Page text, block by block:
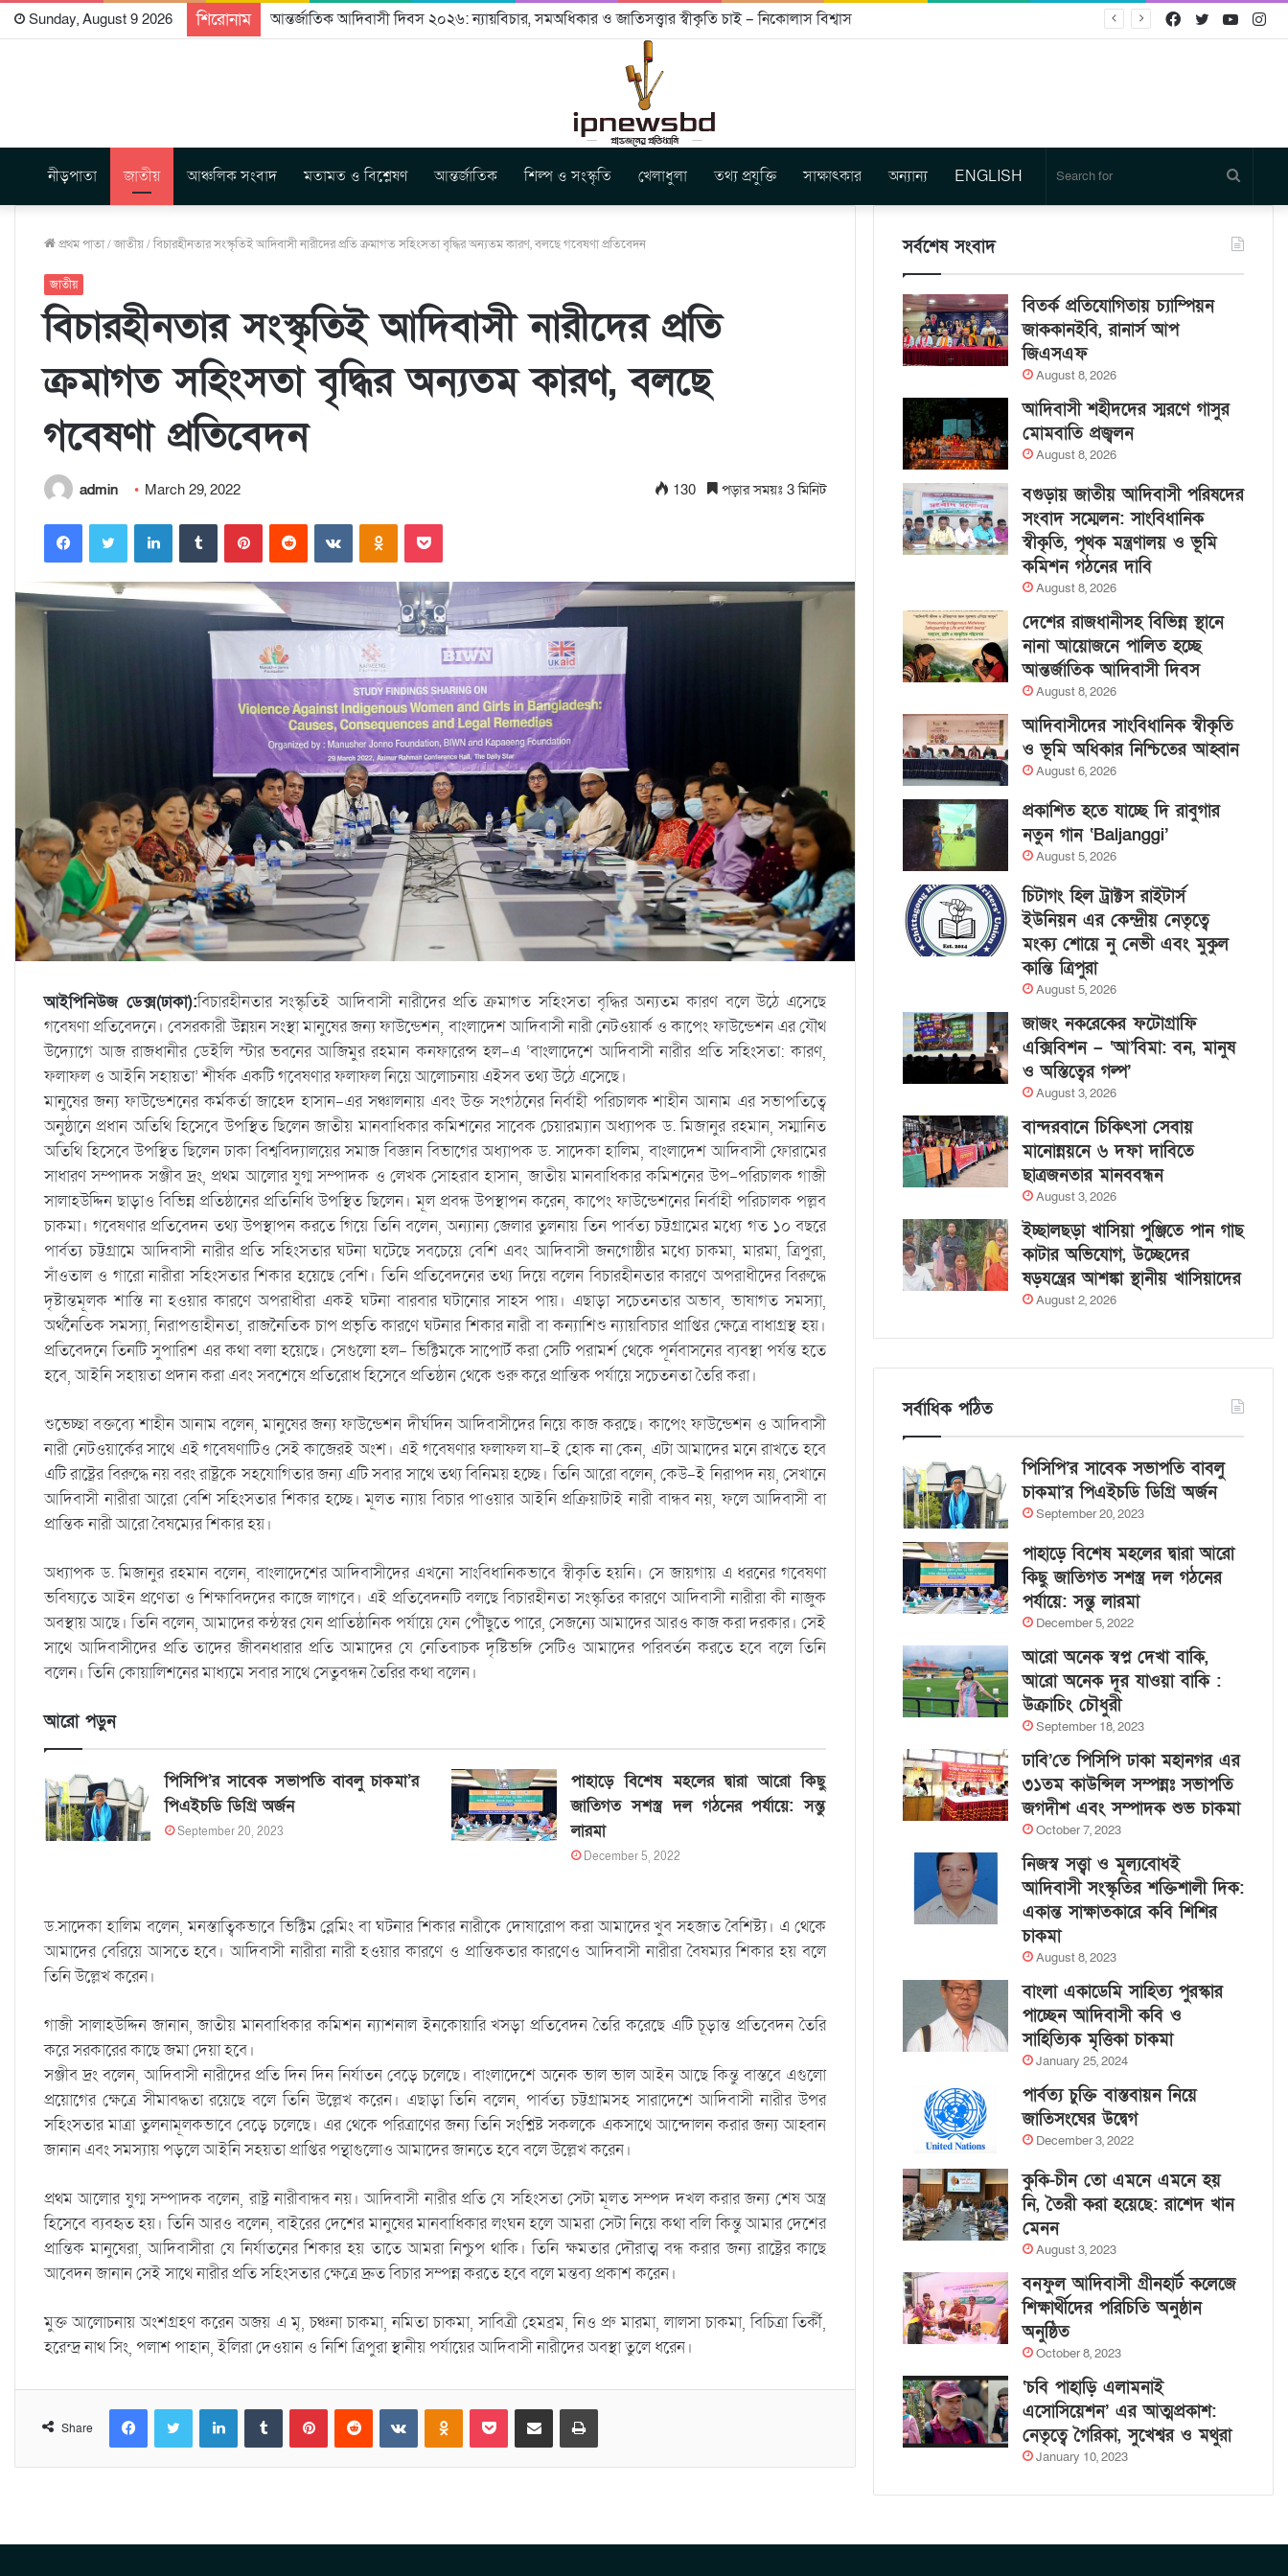
Sunday, August 9 2026 শিরোনাম আন্তর্জাতিক আদিবাসী দিবস ২০২৬: ন্যায়বিচার, সমঅধিকার ও জাতিসত্ত্বার স্বীকৃতি চাই – নিকোলাস বিশ্বাস Twitter
Facebook
নীড়পাতা জাতীয় আঞ্চলিক সংবাদ মতামত ও বিশ্লেষণ আন্তর্জাতিক শিল্প ও সংস্কৃতি খেলাধুলা তথ্য প্রযুক্তি সাক্ষাৎকার অন্যান্য ENGLISH
for
প্রথম পাতা/জাতীয়/বিচারহীনতার সংস্কৃতিই আদিবাসী নারীদের প্রতি ক্রমাগত সহিংসতা বৃদ্ধির অন্যতম কারণ, বলছে গবেষণা প্রতিবেদন
জাতীয়
বিচারহীনতার সংস্কৃতিই আদিবাসী নারীদের প্রতি
ক্রমাগত সহিংসতা বৃদ্ধির অন্যতম কারণ, বলছে
গবেষণা প্রতিবেদন
admin March 29, 2022 130 পড়ার সময়ঃ 3 মিনিট
আইপিনিউজ ডেক্স(ঢাকা):বিচারহীনতার সংস্কৃতিই আদিবাসী নারীদের প্রতি ক্রমাগত সহিংসতা বৃদ্ধির অন্যতম কারণ বলে উঠে এসেছে
গবেষণা প্রতিবেদনে। বেসরকারী উন্নয়ন সংস্থা মানুষের জন্য ফাউন্ডেশন, বাংলাদেশ আদিবাসী নারী নেটওয়ার্ক ও কাপেং ফাউন্ডেশন এর যৌথ
উদ্যোগে আজ রাজধানীর ডেইলি স্টার ভবনের আজিমুর রহমান কনফারেন্স হল-এ ‘বাংলাদেশে আদিবাসী নারীর প্রতি সহিংসতা: কারণ,
ফলাফল ও আইনি সহায়তা’ শীর্ষক একটি গবেষণার ফলাফল নিয়ে আলোচনায় এইসব তথ্য উঠে এসেছে।
মানুষের জন্য ফাউন্ডেশনের কর্মকর্তা জাহেদ হাসান-এর সঞ্চালনায় এবং উক্ত সংগঠনের নির্বাহী পরিচালক শাহীন আনাম এর সভাপতিত্বে
অনুষ্ঠানে প্রধান অতিথি হিসেবে উপস্থিত ছিলেন জাতীয় মানবাধিকার কমিশনের সাবেক চেয়ারম্যান অধ্যাপক ড. মিজানুর রহমান, সম্মানিত
অতিথি হিসেবে উপস্থিত ছিলেন ঢাকা বিশ্ববিদ্যালয়ের সমাজ বিজ্ঞান বিভাগের অধ্যাপক ড. সাদেকা হালিম, বাংলাদেশ আদিবাসী ফোরামের
সাধারণ সম্পাদক সঞ্জীব দ্রং, প্রথম আলোর যুগ্ম সম্পাদক ও লেখক সোহরাব হাসান, জাতীয় মানবাধিকার কমিশনের উপ-পরিচালক গাজী
সালাহউদ্দিন ছাড়াও বিভিন্ন প্রতিষ্ঠানের প্রতিনিধি উপস্থিত ছিলেন। মূল প্রবন্ধ উপস্থাপন করেন, কাপেং ফাউন্ডেশনের নির্বাহী পরিচালক পল্লব
চাকমা। গবেষণার প্রতিবেদন তথ্য উপস্থাপন করতে গিয়ে তিনি বলেন, অন্যান্য জেলার তুলনায় তিন পার্বত্য চট্টগ্রামের মধ্যে গত ১০ বছরে
পার্বত্য চট্টগ্রামে আদিবাসী নারীর প্রতি সহিংসতার ঘটনা ঘটেছে সবচেয়ে বেশি এবং আদিবাসী জনগোষ্ঠীর মধ্যে চাকমা, মারমা, ত্রিপুরা,
সাঁওতাল ও গারো নারীরা সহিংসতার শিকার হয়েছে বেশি। তিনি প্রতিবেদনের তথ্য দিয়ে বলেন বিচারহীনতার কারণে অপরাধীদের বিরুদ্ধে
দৃষ্টান্তমূলক শাস্তি না হওয়ার কারণে অপরাধীরা একই ঘটনা বারবার ঘটানোর সাহস পায়। এছাড়া সচেতনতার অভাব, ভাষাগত সমস্যা,
অর্থনৈতিক সমস্যা, নিরাপত্তাহীনতা, রাজনৈতিক চাপ প্রভৃতি কারণে ঘটনার শিকার নারী বা কন্যাশিশু ন্যায়বিচার প্রাপ্তির ক্ষেত্রে বাধাগ্রস্থ হয়।
প্রতিবেদনে তিনটি সুপারিশ এর কথা বলা হয়েছে। সেগুলো হল- ভিক্টিমকে সাপোর্ট করা সেটি পরামর্শ থেকে পূর্নবাসনের ব্যবস্থা পর্যন্ত হতে
হবে, আইনি সহায়তা প্রদান করা এবং সবশেষে প্রতিরোধ হিসেবে প্রতিষ্ঠান থেকে শুরু করে প্রান্তিক পর্যায়ে সচেতনতা তৈরি করা।
শুভেচ্ছা বক্তব্যে শাহীন আনাম বলেন, মানুষের জন্য ফাউন্ডেশন দীর্ঘদিন আদিবাসীদের নিয়ে কাজ করছে। কাপেং ফাউন্ডেশন ও আদিবাসী
নারী নেটওয়ার্কের সাথে এই গবেষণাটিও সেই কাজেরই অংশ। এই গবেষণার ফলাফল যা-ই হোক না কেন, এটা আমাদের মনে রাখতে হবে
এটি রাষ্ট্রের বিরুদ্ধে নয় বরং রাষ্ট্রকে সহযোগিতার জন্য এটি সবার সাথে তথ্য বিনিময় হচ্ছে। তিনি আরো বলেন, কেউ-ই নিরাপদ নয়, সেখানে
আদিবাসী নারীরা আরো বেশি সহিংসতার শিকার হচ্ছে। মূলত ন্যায় বিচার পাওয়ার আইনি প্রক্রিয়াটাই নারী বান্ধব নয়, ফলে আদিবাসী বা
প্রান্তিক নারী আরো বৈষম্যের শিকার হয়।
অধ্যাপক ড. মিজানুর রহমান বলেন, বাংলাদেশের আদিবাসীদের এখনো সাংবিধানিকভাবে স্বীকৃতি হয়নি। সে জায়গায় এ ধরনের গবেষণা
ভবিষ্যতে আইন প্রণেতা ও শিক্ষাবিদদের কাজে লাগবে। এই প্রতিবেদনটি বলছে বিচারহীনতা সংস্কৃতির কারণে আদিবাসী নারীরা কী নাজুক
অবস্থায় আছে। তিনি বলেন, আমাদের কন্ঠস্বর যেন প্রাতিষ্ঠানিক পর্যায়ে যেন পৌঁছুতে পারে, সেজন্যে আমাদের আরও কাজ করা দরকার। সেই
সাথে আদিবাসীদের প্রতি তাদের জীবনধারার প্রতি আমাদের যে নেতিবাচক দৃষ্টিভঙ্গি সেটিও আমাদের পরিবর্তন করতে হবে বলে তিনি
বলেন। তিনি কোয়ালিশনের মাধ্যমে সবার সাথে সেতুবন্ধন তৈরির কথা বলেন।
আরো পড়ুন
পিসিপি’র সাবেক সভাপতি বাবলু চাকমা’র
পিএইচডি ডিগ্রি অর্জন
September 20, 2023
পাহাড়ে বিশেষ মহলের দ্বারা আরো কিছু
জাতিগত সশস্ত্র দল গঠনের পর্যায়ে: সন্তু
লারমা
December 5, 2022
ড.সাদেকা হালিম বলেন, মনস্তাত্বিকভাবে ভিক্টিম ব্লেমিং বা ঘটনার শিকার নারীকে দোষারোপ করা আমাদের খুব সহজাত বৈশিষ্ট্য। এ থেকে
আমাদের বেরিয়ে আসতে হবে। আদিবাসী নারীরা নারী হওয়ার কারণে ও প্রান্তিকতার কারণেও আদিবাসী নারীরা বৈষম্যর শিকার হয় বলে
তিনি উল্লেখ করেন।
গাজী সালাহউদ্দিন জানান, জাতীয় মানবাধিকার কমিশন ন্যাশনাল ইনকোয়ারি খসড়া প্রতিবেদন তৈরি করেছে এটি চূড়ান্ত প্রতিবেদন তৈরি
করে সরকারের কাছে জমা দেয়া হবে।
সঞ্জীব দ্রং বলেন, আদিবাসী নারীদের প্রতি দিন দিন নির্যাতন বেড়ে চলেছে। বাংলাদেশে অনেক ভাল ভাল আইন আছে কিন্তু বাস্তবে এগুলো
প্রয়োগের ক্ষেত্রে সীমাবদ্ধতা রয়েছে বলে তিনি উল্লেখ করেন। এছাড়া তিনি বলেন, পার্বত্য চট্টগ্রামসহ সারাদেশে আদিবাসী নারীর উপর
সহিংসতার মাত্রা তুলনামূলকভাবে বেড়ে চলেছে। এর থেকে পরিত্রাণের জন্য তিনি সংশ্লিষ্ট সকলকে একসাথে আন্দোলন করার জন্য আহ্বান
জানান এবং সমস্যায় পড়লে আইনি সহয়তা প্রাপ্তির পন্থাগুলোও আমাদের জানতে হবে বলে উল্লেখ করেন।
প্রথম আলোর যুগ্ম সম্পাদক বলেন, রাষ্ট্র নারীবান্ধব নয়। আদিবাসী নারীর প্রতি যে সহিংসতা সেটা মূলত সম্পদ দখল করার জন্য শেষ অস্ত্র
হিসেবে ব্যবহৃত হয়। তিনি আরও বলেন, বাইরের দেশের মানুষের মানবাধিকার লংঘন হলে আমরা সেটা নিয়ে কথা বলি কিন্তু আমার দেশের
প্রান্তিক মানুষেরা, আদিবাসীরা যে নির্যাতনের শিকার হয় তাতে আমরা নিশ্চুপ থাকি। তিনি ক্ষমতার দৌরাত্ম বন্ধ করার জন্য রাষ্ট্রের কাছে
আবেদন জানান সেই সাথে নারীর প্রতি সহিংসতার ক্ষেত্রে দ্রুত বিচার সম্পন্ন করতে হবে বলে মন্তব্য প্রকাশ করেন।
মুক্ত আলোচনায় অংশগ্রহণ করেন অজয় এ মৃ, চঞ্চনা চাকমা, নমিতা চাকমা, সাবিত্রী হেমব্রম, নিও প্রু মারমা, লালসা চাকমা, বিচিত্রা তির্কী,
হরেন্দ্র নাথ সিং, পলাশ পাহান, ইলিরা দেওয়ান ও নিশি ত্রিপুরা স্থানীয় পর্যায়ের আদিবাসী নারীদের অবস্থা তুলে ধরেন।
Share
সর্বশেষ সংবাদ
বিতর্ক প্রতিযোগিতায় চ্যাম্পিয়ন
জাককানইবি, রানার্স আপ
জিএসএফ
August 8, 2026
আদিবাসী শহীদদের স্মরণে গাসুর
মোমবাতি প্রজ্বলন
August 8, 2026
বগুড়ায় জাতীয় আদিবাসী পরিষদের
সংবাদ সম্মেলন: সাংবিধানিক
স্বীকৃতি, পৃথক মন্ত্রণালয় ও ভূমি
কমিশন গঠনের দাবি
August 8, 2026
দেশের রাজধানীসহ বিভিন্ন স্থানে
নানা আয়োজনে পালিত হচ্ছে
আন্তর্জাতিক আদিবাসী দিবস
August 8, 2026
আদিবাসীদের সাংবিধানিক স্বীকৃতি
ও ভূমি অধিকার নিশ্চিতের আহ্বান
August 6, 2026
প্রকাশিত হতে যাচ্ছে দি রাবুগার
নতুন গান ‘Baljanggi’
August 5, 2026
চিটাগং হিল ট্রাক্টস রাইটার্স
ইউনিয়ন এর কেন্দ্রীয় নেতৃত্বে
মংক্য শোয়ে নু নেভী এবং মুকুল
কান্তি ত্রিপুরা
August 5, 2026
জাজং নকরেকের ফটোগ্রাফি
এক্সিবিশন – ‘আ’বিমা: বন, মানুষ
ও অস্তিত্বের গল্প’
August 3, 2026
বান্দরবানে চিকিৎসা সেবায়
মানোন্নয়নে ৬ দফা দাবিতে
ছাত্রজনতার মানববন্ধন
August 3, 2026
ইচ্ছালছড়া খাসিয়া পুঞ্জিতে পান গাছ
কাটার অভিযোগ, উচ্ছেদের
ষড়যন্ত্রের আশঙ্কা স্থানীয় খাসিয়াদের
August 2, 2026
সর্বাধিক পঠিত
পিসিপি’র সাবেক সভাপতি বাবলু
চাকমা’র পিএইচডি ডিগ্রি অর্জন
September 20, 2023
পাহাড়ে বিশেষ মহলের দ্বারা আরো
কিছু জাতিগত সশস্ত্র দল গঠনের
পর্যায়ে: সন্তু লারমা
December 5, 2022
আরো অনেক স্বপ্ন দেখা বাকি,
আরো অনেক দূর যাওয়া বাকি :
উক্রাচিং চৌধুরী
September 18, 2023
ঢাবি’তে পিসিপি ঢাকা মহানগর এর
৩১তম কাউন্সিল সম্পন্নঃ সভাপতি
জগদীশ এবং সম্পাদক শুভ চাকমা
October 7, 2023
নিজস্ব সত্ত্বা ও মূল্যবোধই
আদিবাসী সংস্কৃতির শক্তিশালী দিক:
একান্ত সাক্ষাতকারে কবি শিশির
চাকমা
August 8, 2023
বাংলা একাডেমি সাহিত্য পুরস্কার
পাচ্ছেন আদিবাসী কবি ও
সাহিত্যিক মৃত্তিকা চাকমা
January 25, 2024
পার্বত্য চুক্তি বাস্তবায়ন নিয়ে
জাতিসংঘের উদ্বেগ
December 3, 2022
কুকি-চীন তো এমনে এমনে হয়
নি, তৈরী করা হয়েছে: রাশেদ খান
মেনন
August 3, 2023
বনফুল আদিবাসী গ্রীনহার্ট কলেজে
শিক্ষার্থীদের পরিচিতি অনুষ্ঠান
অনুষ্ঠিত
October 8, 2023
‘চবি পাহাড়ি এলামনাই
এসোসিয়েশন’ এর আত্মপ্রকাশ:
নেতৃত্বে গৈরিকা, সুখেশ্বর ও মথুরা
January 10, 2023